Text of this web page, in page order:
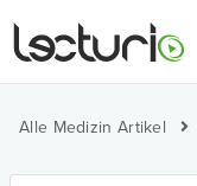
Alle Medizin Artikel